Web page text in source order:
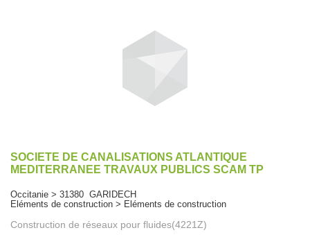
SOCIETE DE CANALISATIONS ATLANTIQUE
MEDITERRANEE TRAVAUX PUBLICS SCAM TP
Occitanie > 31380 GARIDECH
Eléments de construction > Eléments de construction
Construction de réseaux pour fluides(4221Z)